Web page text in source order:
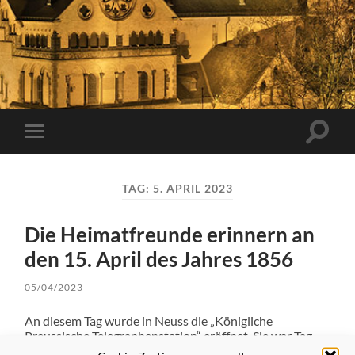
Mobile-
Menü
TAG: 5. APRIL 2023
Die Heimatfreunde erinnern an
den 15. April des Jahres 1856
05/04/2023
An diesem Tag wurde in Neuss die „Königliche
Preussische Telegraphenstation“ eröffnet. Sie war Tag
und Nacht geöffnet, arbeitete zunächst mit Verlusten, zu